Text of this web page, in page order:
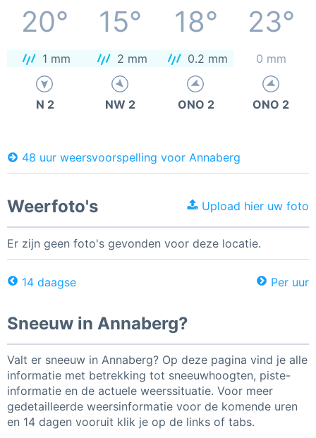
20° 15° 18° 23°
1 mm 2 mm 0.2 mm 0 mm
N 2 NW 2 ONO 2 ONO 2
48 uur weersvoorspelling voor Annaberg
Weerfoto's Upload hier uw foto
Er zijn geen foto's gevonden voor deze locatie.
14 daagse Per uur
Sneeuw in Annaberg?
Valt er sneeuw in Annaberg? Op deze pagina vind je alle
informatie met betrekking tot sneeuwhoogten, piste-
informatie en de actuele weerssituatie. Voor meer
gedetailleerde weersinformatie voor de komende uren
en 14 dagen vooruit klik je op de links of tabs.